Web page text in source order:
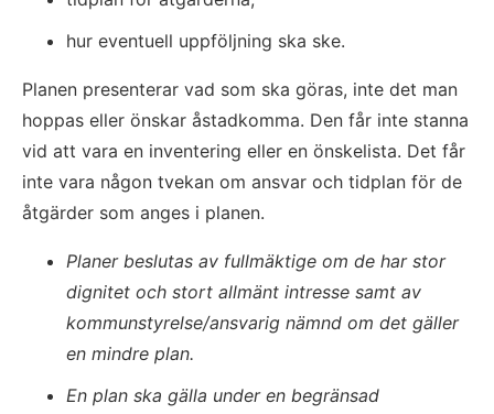
hur eventuell uppföljning ska ske.
Planen presenterar vad som ska göras, inte det man
hoppas eller önskar åstadkomma. Den får inte stanna
vid att vara en inventering eller en önskelista. Det får
inte vara någon tvekan om ansvar och tidplan för de
åtgärder som anges i planen.
Planer beslutas av fullmäktige om de har stor
dignitet och stort allmänt intresse samt av
kommunstyrelse/ansvarig nämnd om det gäller
en mindre plan.
En plan ska gälla under en begränsad